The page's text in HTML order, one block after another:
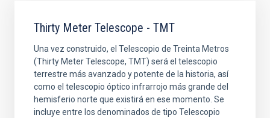
Thirty Meter Telescope - TMT
Una vez construido, el Telescopio de Treinta Metros
(Thirty Meter Telescope, TMT) será el telescopio
terrestre más avanzado y potente de la historia, así
como el telescopio óptico infrarrojo más grande del
hemisferio norte que existirá en ese momento. Se
incluye entre los denominados de tipo Telescopio